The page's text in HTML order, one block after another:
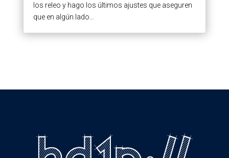
los releo y hago los últimos ajustes que aseguren
que en algún lado...